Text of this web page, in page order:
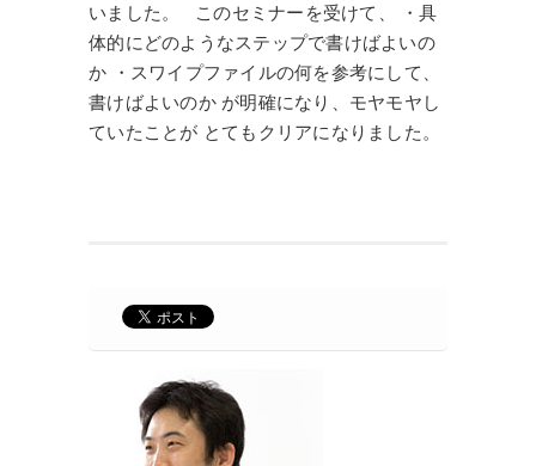
いました。 このセミナーを受けて、 ・具
体的にどのようなステップで書けばよいの
か ・スワイプファイルの何を参考にして、
書けばよいのか が明確になり、モヤモヤし
ていたことが とてもクリアになりました。